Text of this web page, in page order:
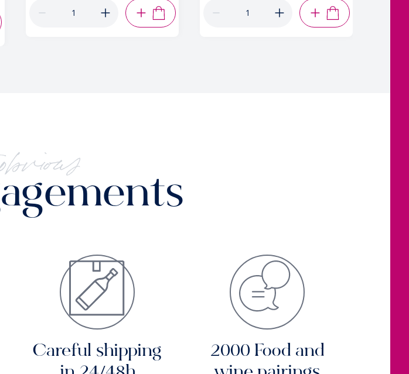
CART
ADD TO CART ADD TO CART
Careful shipping
2000 Food and